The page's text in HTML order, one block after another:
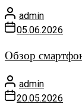
admin
05.06.2026
Обзор
admin
20.05.2026